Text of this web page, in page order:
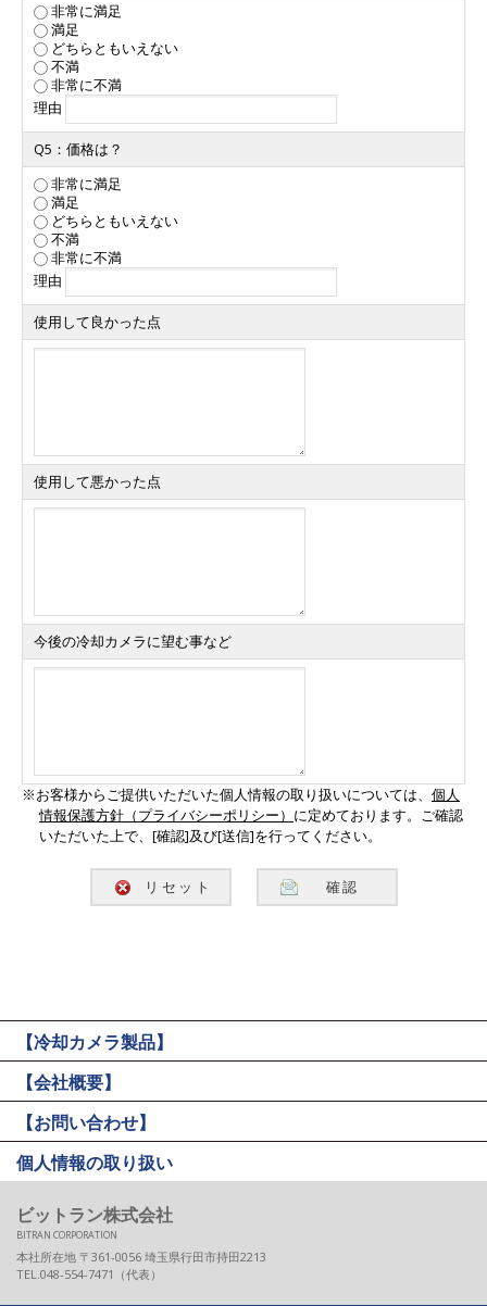
非常に満足
満足
どちらともいえない
不満
非常に不満
理由
Q5：価格は？
非常に満足
満足
どちらともいえない
不満
非常に不満
理由
使用して良かった点
使用して悪かった点
今後の冷却カメラに望む事など
※お客様からご提供いただいた個人情報の取り扱いについては、 個人
情報保護方針（プライバシーポリシー） に定めております。ご確認
いただいた上で、[確認]及び[送信]を行ってください。
【冷却カメラ製品】
【会社概要】
【お問い合わせ】
個人情報の取り扱い
ビットラン株式会社
BITRAN CORPORATION
本社所在地 〒361-0056 埼玉県行田市持田2213
TEL.048-554-7471（代表）